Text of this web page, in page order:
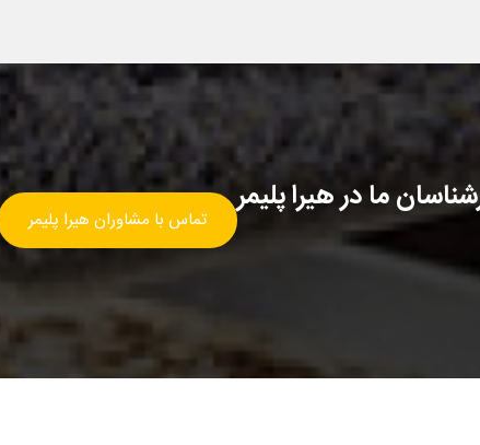
ما در هیرا پلیمر
تماس با مشاوران هیرا پلیمر